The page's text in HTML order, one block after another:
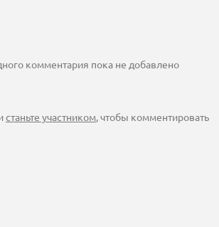
комментария пока не добавлено
станьте участником, чтобы комментировать